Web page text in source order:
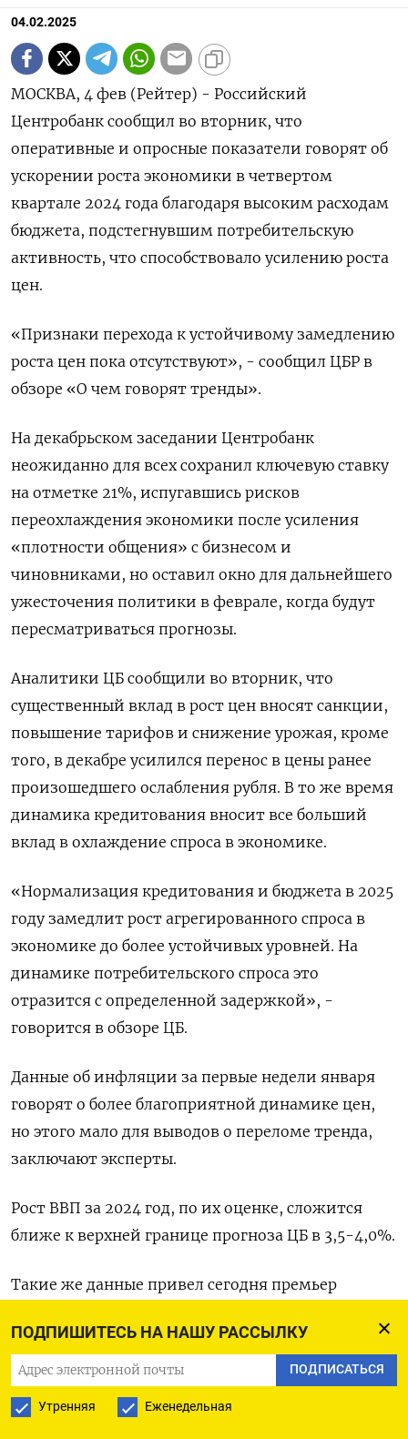
ПОДПИШИТЕСЬ НА НАШУ РАССЫЛКУ
ПОДПИСАТЬСЯ
Утренняя Еженедельная
04.02.2025
МОСКВА, 4 фев (Рейтер) - Российский
Центробанк сообщил во вторник, что
оперативные и опросные показатели говорят об
ускорении роста экономики в четвертом
квартале 2024 года благодаря высоким расходам
бюджета, подстегнувшим потребительскую
активность, что способствовало усилению роста
цен.
«Признаки перехода к устойчивому замедлению
роста цен пока отсутствуют», - сообщил ЦБР в
обзоре «О чем говорят тренды».
На декабрьском заседании Центробанк
неожиданно для всех сохранил ключевую ставку
на отметке 21%, испугавшись рисков
переохлаждения экономики после усиления
«плотности общения» с бизнесом и
чиновниками, но оставил окно для дальнейшего
ужесточения политики в феврале, когда будут
пересматриваться прогнозы.
Аналитики ЦБ сообщили во вторник, что
существенный вклад в рост цен вносят санкции,
повышение тарифов и снижение урожая, кроме
того, в декабре усилился перенос в цены ранее
произошедшего ослабления рубля. В то же время
динамика кредитования вносит все больший
вклад в охлаждение спроса в экономике.
«Нормализация кредитования и бюджета в 2025
году замедлит рост агрегированного спроса в
экономике до более устойчивых уровней. На
динамике потребительского спроса это
отразится с определенной задержкой», -
говорится в обзоре ЦБ.
Данные об инфляции за первые недели января
говорят о более благоприятной динамике цен,
но этого мало для выводов о переломе тренда,
заключают эксперты.
Рост ВВП за 2024 год, по их оценке, сложится
ближе к верхней границе прогноза ЦБ в 3,5-4,0%.
Такие же данные привел сегодня премьер
прошлого года составил около 4%, что было
обусловлено высокой инвестиционной и
потребительской активностью. (Елена
Фабричная)